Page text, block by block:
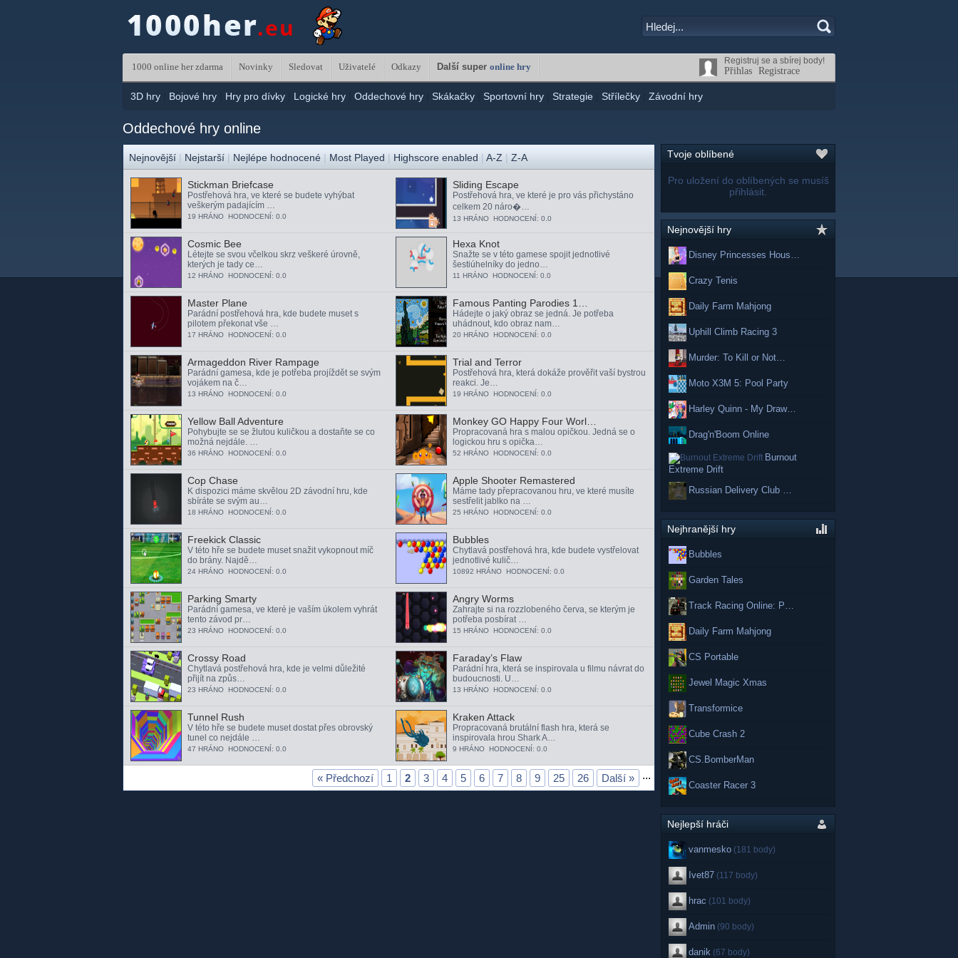
1000 online her zdarma Novinky Sledovat Uživatelé Odkazy Další super online hry
Registruj se a sbírej body!
Přihlas Registrace
3D hry Bojové hry Hry pro dívky Logické hry Oddechové hry Skákačky Sportovní hry Strategie Střílečky Závodní hry
Oddechové hry online
Nejnovější | Nejstarší | Nejlépe hodnocené | Most Played | Highscore enabled | A-Z | Z-A
Stickman Briefcase
Postřehová hra, ve které se budete vyhýbat
veškerým padajícím …
19 HRÁNO HODNOCENÍ: 0.0
Sliding Escape
Postřehová hra, ve které je pro vás přichystáno
celkem 20 náro�…
13 HRÁNO HODNOCENÍ: 0.0
Cosmic Bee
Létejte se svou včelkou skrz veškeré úrovně,
kterých je tady ce…
12 HRÁNO HODNOCENÍ: 0.0
Hexa Knot
Snažte se v této gamese spojit jednotlivé
šestiúhelníky do jedno…
11 HRÁNO HODNOCENÍ: 0.0
Master Plane
Parádní postřehová hra, kde budete muset s
pilotem překonat vše …
17 HRÁNO HODNOCENÍ: 0.0
Famous Panting Parodies 1…
Hádejte o jaký obraz se jedná. Je potřeba
uhádnout, kdo obraz nam…
20 HRÁNO HODNOCENÍ: 0.0
Armageddon River Rampage
Parádní gamesa, kde je potřeba projíždět se svým
vojákem na č…
13 HRÁNO HODNOCENÍ: 0.0
Trial and Terror
Postřehová hra, která dokáže prověřit vaší bystrou
reakci. Je…
19 HRÁNO HODNOCENÍ: 0.0
Yellow Ball Adventure
Pohybujte se se žlutou kuličkou a dostaňte se co
možná nejdále. …
36 HRÁNO HODNOCENÍ: 0.0
Monkey GO Happy Four Worl…
Propracovaná hra s malou opičkou. Jedná se o
logickou hru s opička…
52 HRÁNO HODNOCENÍ: 0.0
Cop Chase
K dispozici máme skvělou 2D závodní hru, kde
sbíráte se svým au…
18 HRÁNO HODNOCENÍ: 0.0
Apple Shooter Remastered
Máme tady přepracovanou hru, ve které musíte
sestřelit jablko na …
25 HRÁNO HODNOCENÍ: 0.0
Freekick Classic
V této hře se budete muset snažit vykopnout míč
do brány. Najdě…
24 HRÁNO HODNOCENÍ: 0.0
Bubbles
Chytlavá postřehová hra, kde budete vystřelovat
jednotlivé kulič…
10892 HRÁNO HODNOCENÍ: 0.0
Parking Smarty
Parádní gamesa, ve které je vaším úkolem vyhrát
tento závod pr…
23 HRÁNO HODNOCENÍ: 0.0
Angry Worms
Zahrajte si na rozzlobeného červa, se kterým je
potřeba posbírat …
15 HRÁNO HODNOCENÍ: 0.0
Crossy Road
Chytlavá postřehová hra, kde je velmi důležité
přijít na způs…
23 HRÁNO HODNOCENÍ: 0.0
Faraday’s Flaw
Parádní hra, která se inspirovala u filmu návrat do
budoucnosti. U…
13 HRÁNO HODNOCENÍ: 0.0
Tunnel Rush
V této hře se budete muset dostat přes obrovský
tunel co nejdále …
47 HRÁNO HODNOCENÍ: 0.0
Kraken Attack
Propracovaná brutální flash hra, která se
inspirovala hrou Shark A…
9 HRÁNO HODNOCENÍ: 0.0
« Předchozí 1 2 3 4 5 6 7 8 9 ...
25 26 Další »
Tvoje oblíbené
Pro uložení do oblíbených se musíš
přihlásit.
Nejnovější hry
Disney Princesses Hous…
Crazy Tenis
Daily Farm Mahjong
Uphill Climb Racing 3
Murder: To Kill or Not…
Moto X3M 5: Pool Party
Harley Quinn - My Draw…
Drag'n'Boom Online
Burnout
Extreme Drift
Russian Delivery Club …
Nejhranější hry
Bubbles
Garden Tales
Track Racing Online: P…
Daily Farm Mahjong
CS Portable
Jewel Magic Xmas
Transformice
Cube Crash 2
CS.BomberMan
Coaster Racer 3
Nejlepší hráči
vanmesko (181 body)
Ivet87 (117 body)
hrac (101 body)
Admin (90 body)
danik (67 body)